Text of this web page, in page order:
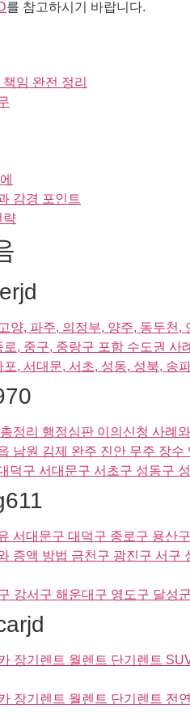
를 참고하시기 바랍니다.
임 완전 정리
감경 포인트
략
양, 파주, 의정부, 양주, 동두천
, 중구, 중랑구 포함 수도권 사
, 서대문, 서초, 성동, 성북, 송
정리 행정심판 이의신청 사례
남원 김제 완주 진안 무주 장
덕구 서대문구 서초구 성동구
서대문구 대덕구 종로구 용산
증액 방법 금천구 광진구 서
강서구 해운대구 영도구 달
장기렌트 월렌트 단기렌트
장기렌트 월렌트 단기렌트